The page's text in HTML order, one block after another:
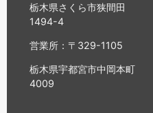
栃木県さくら市狭間田
1494-4
営業所：〒329-1105
栃木県宇都宮市中岡本町
4009